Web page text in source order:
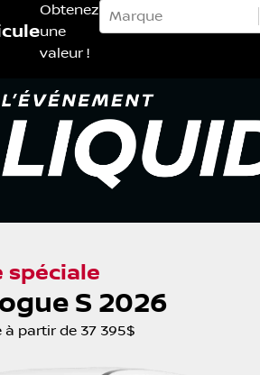
Obtenez
une
valeur !
Marque
spéciale
S 2026
à partir de 37 395$